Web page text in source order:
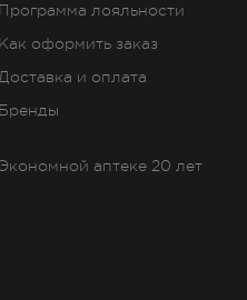
Программа лояльности
Как оформить заказ
Доставка и оплата
Бренды
Экономной аптеке 20 лет